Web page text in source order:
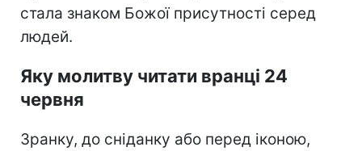
стала знаком Божої присутності серед
людей.
Яку молитву читати вранці 24
червня
Зранку, до сніданку або перед іконою,